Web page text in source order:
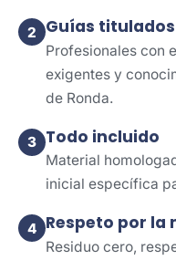
2 Guías titulados
Profesionales con
exigentes y
de Ronda.
3 Todo incluido
Material
inicial específica
4 Respeto por la
Residuo cero,